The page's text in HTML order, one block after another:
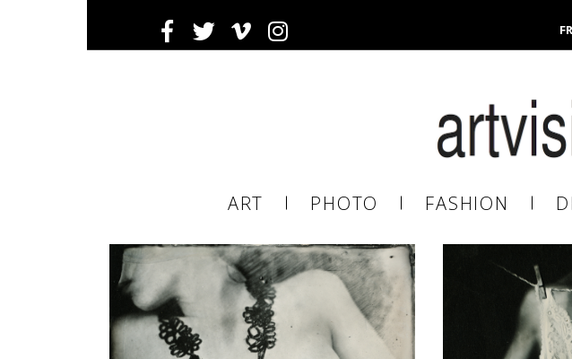
FR
ART PHOTO FASHION
Inscrivez-vous à notre
En continuant, vous
email pour l’envoi de la
tiers.